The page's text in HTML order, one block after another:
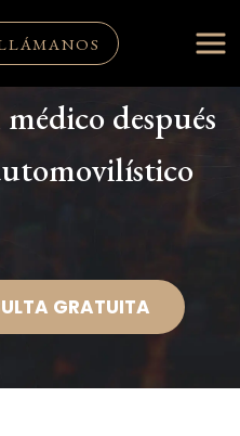
después
GRATUITA